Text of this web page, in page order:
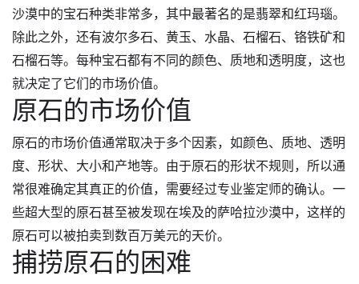
沙漠中的宝石种类非常多，其中最著名的是翡翠和红玛瑙。
除此之外，还有波尔多石、黄玉、水晶、石榴石、铬铁矿和
石榴石等。每种宝石都有不同的颜色、质地和透明度，这也
就决定了它们的市场价值。
原石的市场价值
原石的市场价值通常取决于多个因素，如颜色、质地、透明
度、形状、大小和产地等。由于原石的形状不规则，所以通
常很难确定其真正的价值，需要经过专业鉴定师的确认。一
些超大型的原石甚至被发现在埃及的萨哈拉沙漠中，这样的
原石可以被拍卖到数百万美元的天价。
捕捞原石的困难